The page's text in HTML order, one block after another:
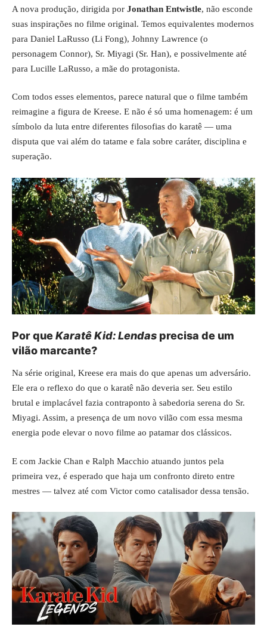
A nova produção, dirigida por Jonathan Entwistle, não esconde
suas inspirações no filme original. Temos equivalentes modernos
para Daniel LaRusso (Li Fong), Johnny Lawrence (o
personagem Connor), Sr. Miyagi (Sr. Han), e possivelmente até
para Lucille LaRusso, a mãe do protagonista.
Com todos esses elementos, parece natural que o filme também
reimagine a figura de Kreese. E não é só uma homenagem: é um
símbolo da luta entre diferentes filosofias do karatê — uma
disputa que vai além do tatame e fala sobre caráter, disciplina e
superação.
Por queKaratê Kid: Lendas precisa de um
vilão marcante?
Na série original, Kreese era mais do que apenas um adversário.
Ele era o reflexo do que o karatê não deveria ser. Seu estilo
brutal e implacável fazia contraponto à sabedoria serena do Sr.
Miyagi. Assim, a presença de um novo vilão com essa mesma
energia pode elevar o novo filme ao patamar dos clássicos.
E com Jackie Chan e Ralph Macchio atuando juntos pela
primeira vez, é esperado que haja um confronto direto entre
mestres — talvez até com Victor como catalisador dessa tensão.